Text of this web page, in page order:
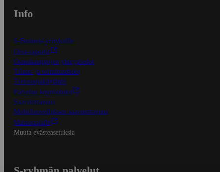
Info
S-Business yrityksille
Oiva-raportit
Osuuskauppojen yhteystiedot
Tilaus- ja toimitusehdot
Tietosuojakäytäntö
Palvelun käyttöehdot
Saavutettavuus
Mobiilisovelluksen saavutettavuus
Mainostajalle
Muuta evästeasetuksia